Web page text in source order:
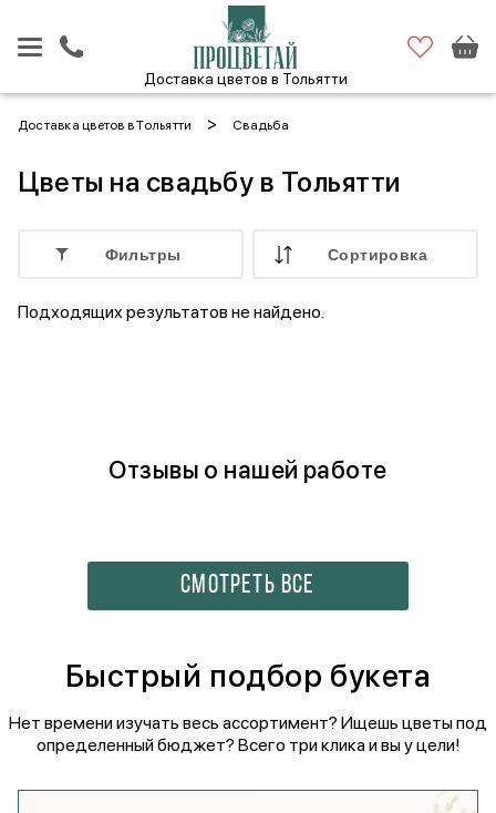
Доставка цветов в Тольятти
Доставка цветов в Тольятти > Свадьба
Цветы на свадьбу в Тольятти
Фильтры Cортировка
Подходящих результатов не найдено.
Отзывы о нашей работе
СМОТРЕТЬ ВСЕ
Быстрый подбор букета
Нет времени изучать весь ассортимент? Ищешь цветы под
определенный бюджет? Всего три клика и вы у цели!